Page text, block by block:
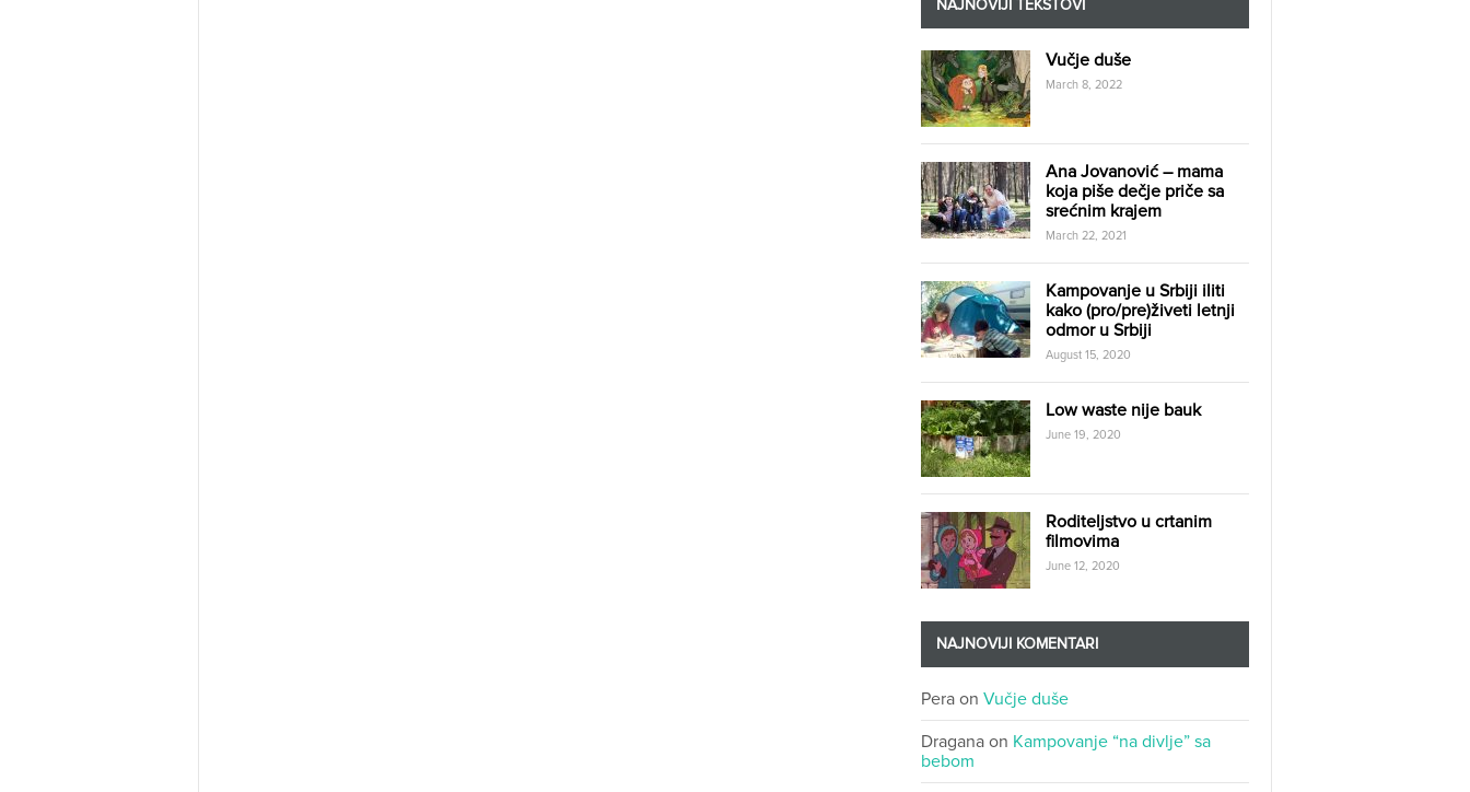
NAJNOVIJI TEKSTOVI
Vučje duše
March 8, 2022
Ana Jovanović – mama
koja piše dečje priče sa
srećnim krajem
March 22, 2021
Kampovanje u Srbiji iliti
kako (pro/pre)živeti letnji
odmor u Srbiji
August 15, 2020
Low waste nije bauk
June 19, 2020
Roditeljstvo u crtanim
filmovima
June 12, 2020
NAJNOVIJI KOMENTARI
Pera on Vučje duše
Dragana on Kampovanje “na divlje” sa
bebom